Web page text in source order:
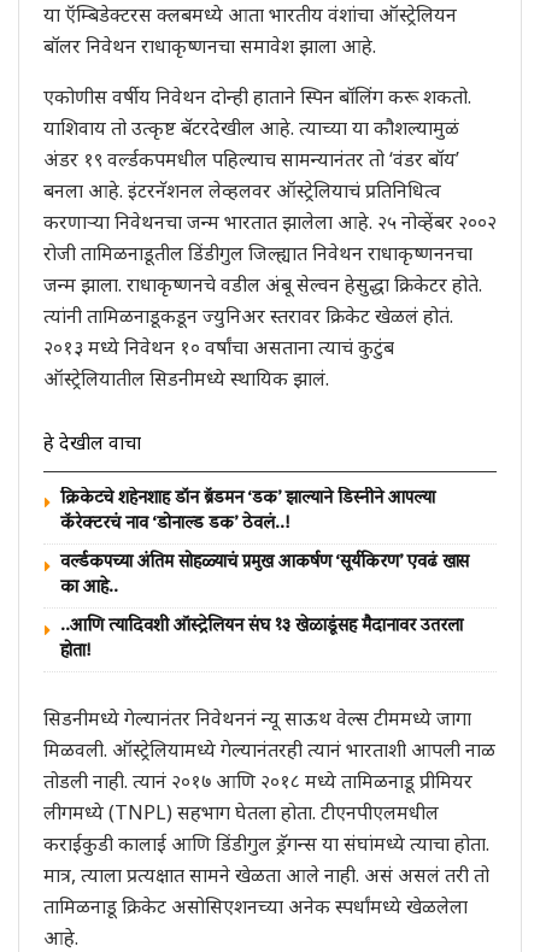
या ऍम्बिडेक्टरस क्लबमध्ये आता भारतीय वंशांचा ऑस्ट्रेलियन
बॉलर निवेथन राधाकृष्णनचा समावेश झाला आहे.
एकोणीस वर्षीय निवेथन दोन्ही हाताने स्पिन बॉलिंग करू शकतो.
याशिवाय तो उत्कृष्ट बॅटरदेखील आहे. त्याच्या या कौशल्यामुळं
अंडर १९ वर्ल्डकपमधील पहिल्याच सामन्यानंतर तो ‘वंडर बॉय’
बनला आहे. इंटरनॅशनल लेव्हलवर ऑस्ट्रेलियाचं प्रतिनिधित्व
करणाऱ्या निवेथनचा जन्म भारतात झालेला आहे. २५ नोव्हेंबर २००२
रोजी तामिळनाडूतील डिंडीगुल जिल्ह्यात निवेथन राधाकृष्णननचा
जन्म झाला. राधाकृष्णनचे वडील अंबू सेल्वन हेसुद्धा क्रिकेटर होते.
त्यांनी तामिळनाडूकडून ज्युनिअर स्तरावर क्रिकेट खेळलं होतं.
२०१३ मध्ये निवेथन १० वर्षांचा असताना त्याचं कुटुंब
ऑस्ट्रेलियातील सिडनीमध्ये स्थायिक झालं.
हे देखील वाचा
क्रिकेटचे शहेनशाह डॉन ब्रॅडमन ‘डक’ झाल्याने डिस्नीने आपल्या
कॅरेक्टरचं नाव ‘डोनाल्ड डक’ ठेवलं..!
वर्ल्डकपच्या अंतिम सोहळ्याचं प्रमुख आकर्षण ‘सूर्यकिरण’ एवढं खास
का आहे..
..आणि त्यादिवशी ऑस्ट्रेलियन संघ १३ खेळाडूंसह मैदानावर उतरला
होता!
सिडनीमध्ये गेल्यानंतर निवेथननं न्यू साऊथ वेल्स टीममध्ये जागा
मिळवली. ऑस्ट्रेलियामध्ये गेल्यानंतरही त्यानं भारताशी आपली नाळ
तोडली नाही. त्यानं २०१७ आणि २०१८ मध्ये तामिळनाडू प्रीमियर
लीगमध्ये (TNPL) सहभाग घेतला होता. टीएनपीएलमधील
कराईकुडी कालाई आणि डिंडीगुल ड्रॅगन्स या संघांमध्ये त्याचा होता.
मात्र, त्याला प्रत्यक्षात सामने खेळता आले नाही. असं असलं तरी तो
तामिळनाडू क्रिकेट असोसिएशनच्या अनेक स्पर्धांमध्ये खेळलेला
आहे.